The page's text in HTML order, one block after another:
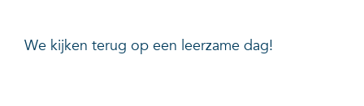
We kijken terug op een leerzame dag!